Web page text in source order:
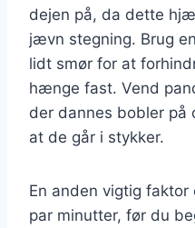
dejen på, da dette
jævn stegning. Brug
lidt smør for at
hænge fast. Vend
der dannes bobler på
at de går i stykker.
En anden vigtig
par minutter, før du